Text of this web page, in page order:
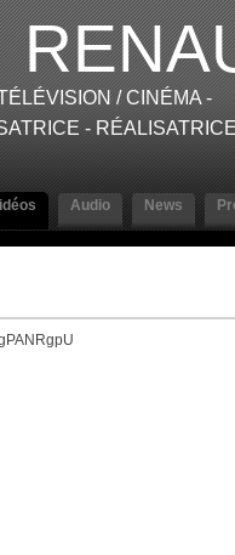
/ CINÉMA -
- RÉALISATRICE
Audio News